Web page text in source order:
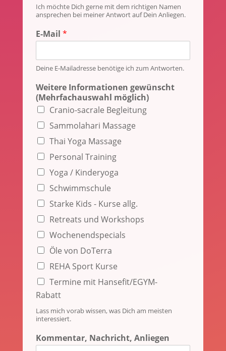
Ich möchte Dich gerne mit dem richtigen Namen
ansprechen bei meiner Antwort auf Dein Anliegen.
*
N
c
h
i
c
h
t
,
E
M
a
l
E-Mail *
Deine E-Mailadresse benötige ich zum Antworten.
Weitere Informationen gewünscht
(Mehrfachauswahl möglich)
Cranio-sacrale Begleitung
Sammolahari Massage
Thai Yoga Massage
Personal Training
Yoga / Kinderyoga
Schwimmschule
Starke Kids - Kurse allg.
Retreats und Workshops
Wochenendspecials
Öle von DoTerra
REHA Sport Kurse
Termine mit Hansefit/EGYM-
Rabatt
Lass mich vorab wissen, was Dich am meisten
interessiert.
Kommentar, Nachricht, Anliegen